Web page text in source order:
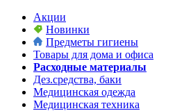
Акции
Новинки
Предметы гигиены
Товары для дома и офиса
Расходные материалы
Дез.средства, баки
Медицинская одежда
Медицинская техника